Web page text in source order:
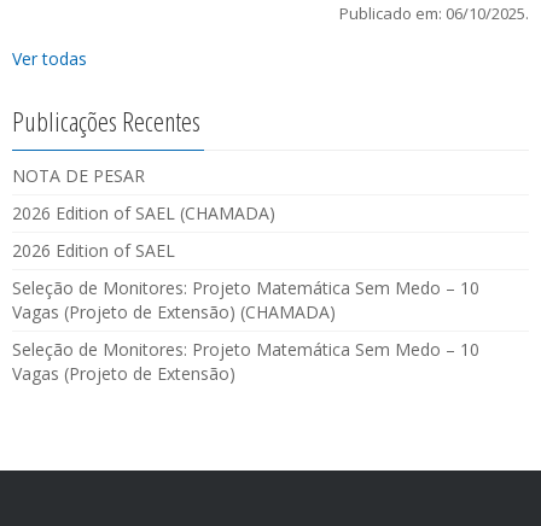
Publicado em: 06/10/2025.
Ver todas
Publicações Recentes
NOTA DE PESAR
2026 Edition of SAEL (CHAMADA)
2026 Edition of SAEL
Seleção de Monitores: Projeto Matemática Sem Medo – 10
Vagas (Projeto de Extensão) (CHAMADA)
Seleção de Monitores: Projeto Matemática Sem Medo – 10
Vagas (Projeto de Extensão)